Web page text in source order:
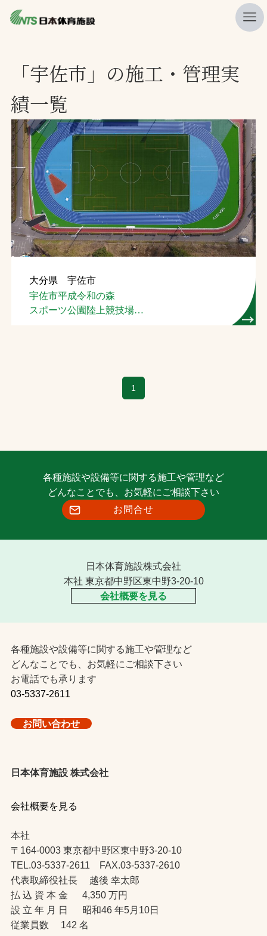
ニュース
プレスリリース
レポート
製品・サービス一覧
施工・管理実績一覧
会社概要
採用情報
検索
お問合せ
お取引先の皆様へ
「宇佐市」の施工・管理実
績一覧
大分県 宇佐市
宇佐市平成令和の森
スポーツ公園陸上競技場
1
各種施設や設備等に関する施工や管理など
どんなことでも、お気軽にご相談下さい
お問合せ
日本体育施設株式会社
本社 東京都中野区東中野3-20-10
会社概要を見る
各種施設や設備等に関する施工や管理など
どんなことでも、お気軽にご相談下さい
お電話でも承ります
03-5337-2611
お問い合わせ
日本体育施設 株式会社
会社概要を見る
本社
〒164-0003 東京都中野区東中野3-20-10
TEL.03-5337-2611 FAX.03-5337-2610
代表取締役社長 越後 幸太郎
払 込 資 本 金 4,350 万円
設 立 年 月 日 昭和46 年5月10日
従業員数 142 名